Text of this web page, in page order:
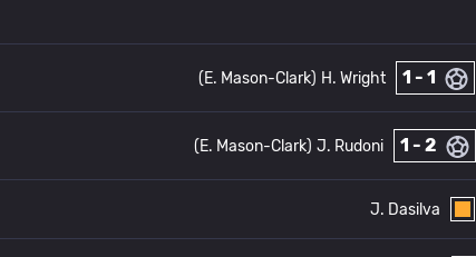
1 - 1
H. Wright
(E. Mason-Clark)
1 - 2
J. Rudoni
(E. Mason-Clark)
J. Dasilva